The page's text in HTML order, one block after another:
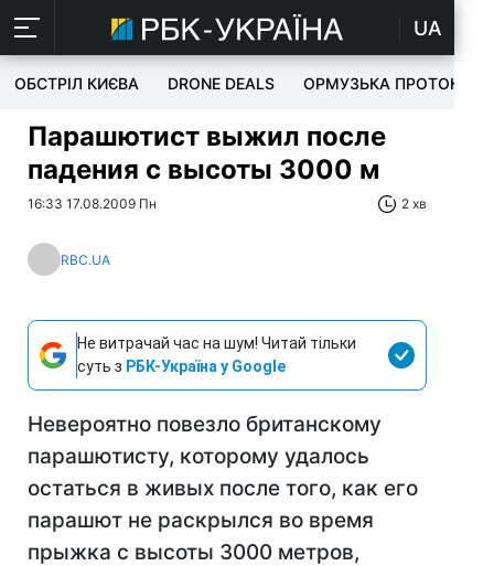
UA
ОБСТРІЛ КИЄВА DRONE DEALS ОРМУЗЬКА ПРОТОКА
Парашютист выжил после
падения с высоты 3000 м
16:33 17.08.2009 Пн 2 хв
RBC.UA
Не витрачай час на шум! Читай тільки
суть з РБК-Україна у Google
Невероятно повезло британскому
парашютисту, которому удалось
остаться в живых после того, как его
парашют не раскрылся во время
прыжка с высоты 3000 метров,